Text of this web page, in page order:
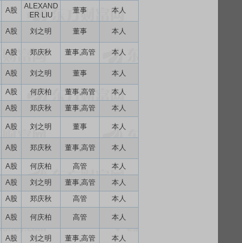
A股
ALEXAND
ER LIU
董事
本人
A股 刘之明 董事
本人
A股 郑庆秋 董事,高管
本人
A股 刘之明 董事 本人
A股 何庆柏 董事,高管
本人
A股 郑庆秋 董事,高管
本人
A股 刘之明 董事
本人
A股 郑庆秋 董事,高管 本人
A股 何庆柏 高管
本人
A股 刘之明 董事,高管
本人
A股 郑庆秋 高管
本人
A股 何庆柏 高管
本人
A股 刘之明 董事,高管
本人